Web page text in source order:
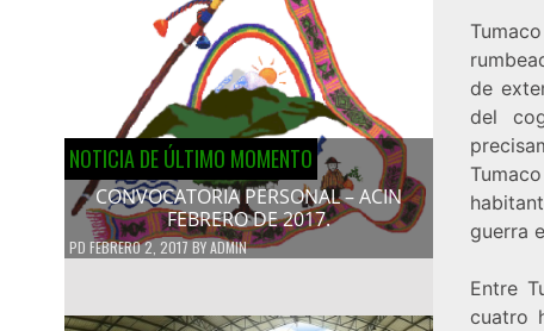
NOTICIA DE ÚLTIMO MOMENTO
CONVOCATORIA PERSONAL – ACIN
FEBRERO DE 2017.
PD FEBRERO 2, 2017BYADMIN
de
del
guerra
Entre
cuatro